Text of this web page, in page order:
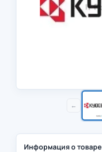
←
Информация о товаре